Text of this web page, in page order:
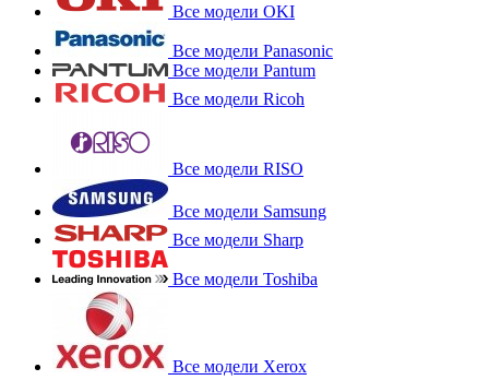
Все модели OKI
Все модели Panasonic
Все модели Pantum
Все модели Ricoh
Все модели RISO
Все модели Samsung
Все модели Sharp
Все модели Toshiba
Все модели Xerox